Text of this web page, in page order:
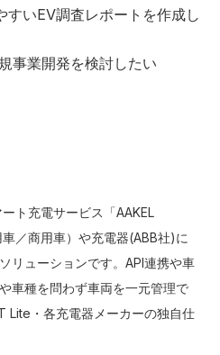
すいEV調査レポートを作成し
事業開発を検討したい
ト充電サービス「AAKEL
／商用車）や充電器(ABB社)に
リューションです。API連携や車
車種を問わず車両を一元管理で
Lite・各充電器メーカーの独自仕